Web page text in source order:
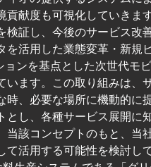
貢献度も可視化していきま
証し、今後のサービス改
を活用した業態変革・新規
ンを基点とした次世代モ
います。この取り組みは、
時、必要な場所に機動的に
とし、各種サービス展開に
当該コンセプトのもと、当
て活用する可能性を検討し